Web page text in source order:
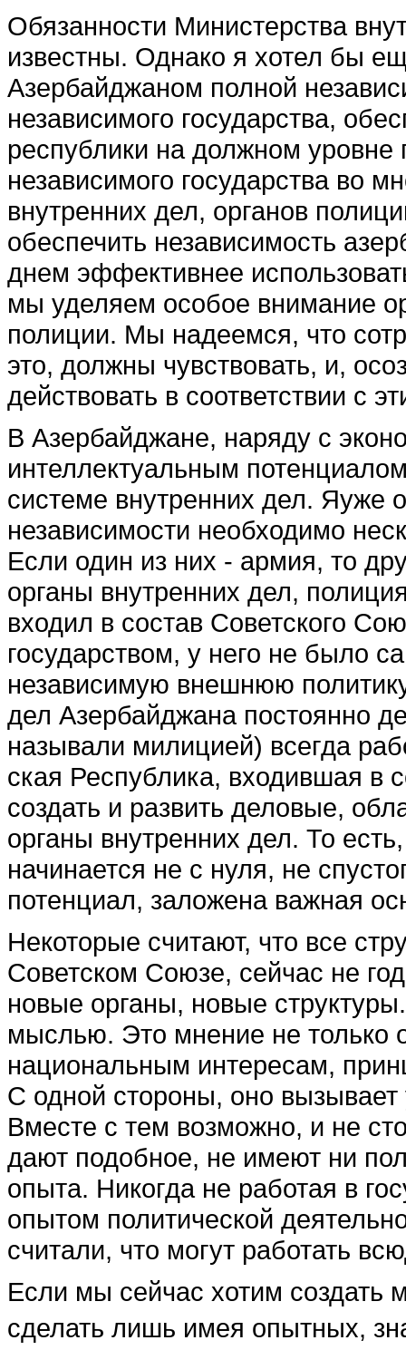
Обязанности Министерства
известны. Од­нако я хотел бы
Азербайджаном полной
независимого государства,
рес­публики на должном
независимого государства во
внутренних дел, органов
обеспечить независимость
днем эффективнее
мы уделяем особое внимание
полиции. Мы надеемся, что
это, должны чувст­вовать, и,
действо­вать в соответствии с
В Азербайджане, наряду с
интеллектуаль­ным
сис­теме внутренних дел. Яуже
независимости необходи­мо
Если один из них - армия, то
органы внутренних дел,
входил в сос­тав Советского
государством, у него не было
независимую внешнюю
дел Азербайджана постоянно
называли милици­ей) всегда
ская Республика, входившая в
создать и развить де­ловые,
органы внутренних дел. То
начинается не с нуля, не
потенциал, заложе­на важная
Некоторые считают, что все
Советском Союзе, сейчас не
новые органы, новые
мыслью. Это мнение не только
национальным интересам,
С од­ной стороны, оно
Вместе с тем воз­можно, и не
дают подобное, не имеют ни
опыта. Никогда не работая в
опытом политической
считали, что могут работать
Если мы сейчас хотим со­здать
сделать лишь имея опытных,